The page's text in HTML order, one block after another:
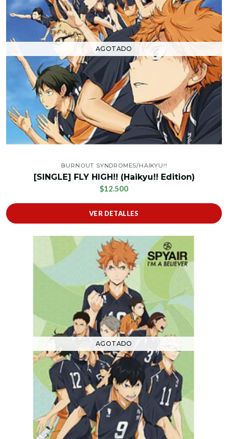
AGOTADO
BURNOUT SYNDROMES/HAIKYU!!
[SINGLE] FLY HIGH!! (Haikyu!! Edition)
$12.500
VER DETALLES
AGOTADO